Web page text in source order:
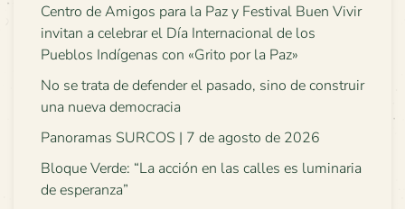
Centro de Amigos para la Paz y Festival Buen Vivir
invitan a celebrar el Día Internacional de los
Pueblos Indígenas con «Grito por la Paz»
No se trata de defender el pasado, sino de construir
una nueva democracia
Panoramas SURCOS | 7 de agosto de 2026
Bloque Verde: “La acción en las calles es luminaria
de esperanza”